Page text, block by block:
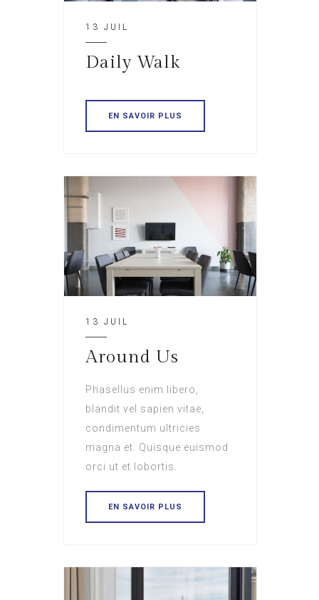
13 JUIL
Daily Walk
EN SAVOIR PLUS
13 JUIL
Around Us
Phasellus enim libero,
blandit vel sapien vitae,
condimentum ultricies
magna et. Quisque euismod
orci ut et lobortis.
EN SAVOIR PLUS